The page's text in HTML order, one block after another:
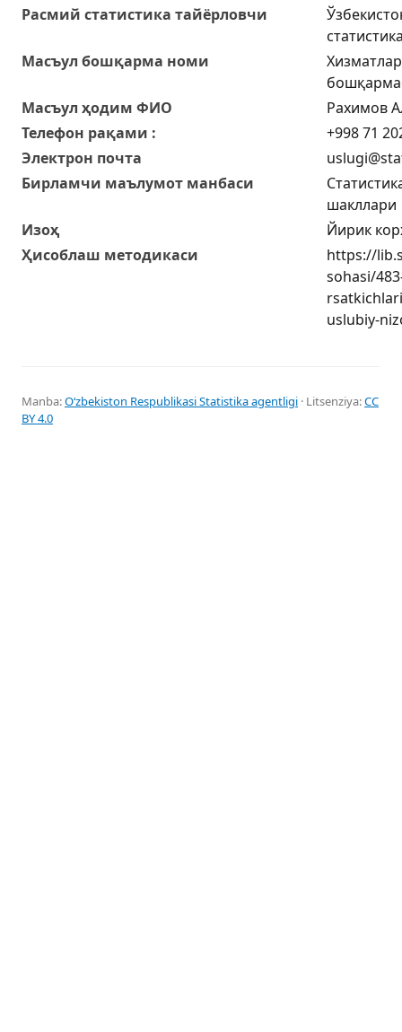
Расмий статистика тайёрловчи
Масъул бошқарма номи
Масъул ҳодим ФИО
Рахимов
Телефон рақами :
+998 71
Электрон почта
Бирламчи маълумот манбаси
шакллари
Изоҳ
Йирик
Ҳисоблаш методикаси
https://
sohasi/
uslubiy-
Manba:Oʻzbekiston Respublikasi Statistika agentligi · Litsenziya:CC
BY 4.0